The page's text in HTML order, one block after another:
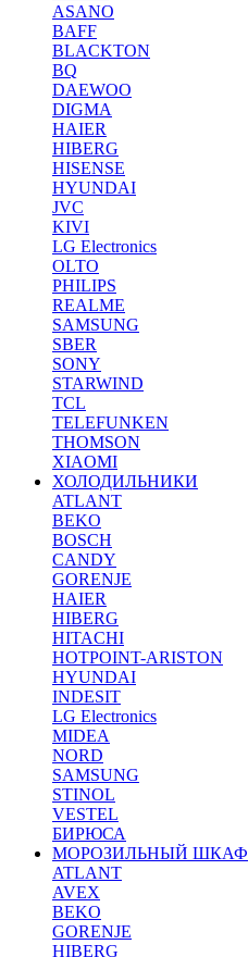
ASANO
BAFF
BLACKTON
BQ
DAEWOO
DIGMA
HAIER
HIBERG
HISENSE
HYUNDAI
JVC
KIVI
LG Electronics
OLTO
PHILIPS
REALME
SAMSUNG
SBER
SONY
STARWIND
TCL
TELEFUNKEN
THOMSON
XIAOMI
ХОЛОДИЛЬНИКИ
ATLANT
BEKO
BOSCH
CANDY
GORENJE
HAIER
HIBERG
HITACHI
HOTPOINT-ARISTON
HYUNDAI
INDESIT
LG Electronics
MIDEA
NORD
SAMSUNG
STINOL
VESTEL
БИРЮСА
МОРОЗИЛЬНЫЙ ШКАФ
ATLANT
AVEX
BEKO
GORENJE
HIBERG